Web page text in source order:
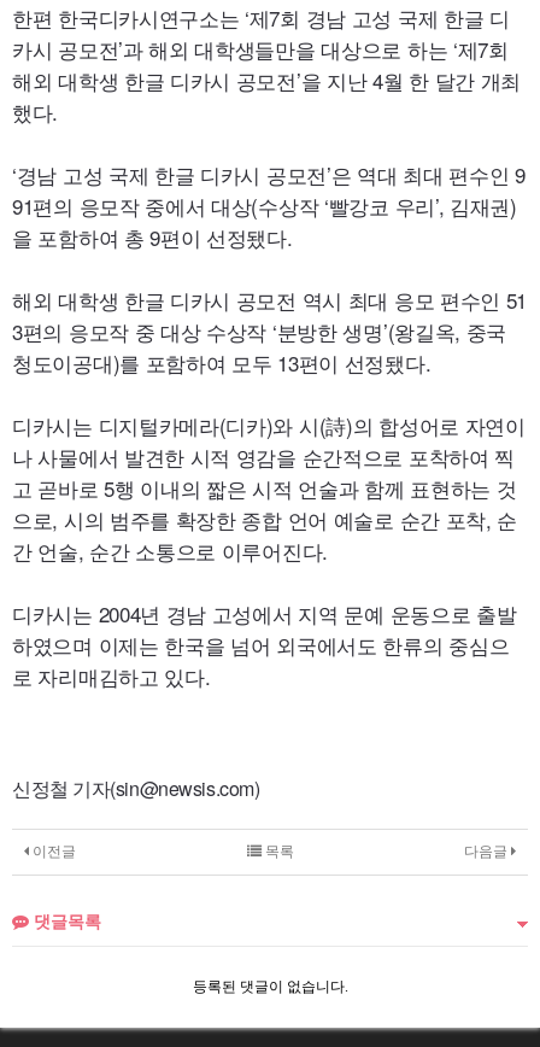
한편 한국디카시연구소는 ‘제7회 경남 고성 국제 한글 디
카시 공모전’과 해외 대학생들만을 대상으로 하는 ‘제7회
해외 대학생 한글 디카시 공모전’을 지난 4월 한 달간 개최
했다.
‘경남 고성 국제 한글 디카시 공모전’은 역대 최대 편수인 9
91편의 응모작 중에서 대상(수상작 ‘빨강코 우리’, 김재권)
을 포함하여 총 9편이 선정됐다.
해외 대학생 한글 디카시 공모전 역시 최대 응모 편수인 51
3편의 응모작 중 대상 수상작 ‘분방한 생명’(왕길옥, 중국
청도이공대)를 포함하여 모두 13편이 선정됐다.
디카시는 디지털카메라(디카)와 시(詩)의 합성어로 자연이
나 사물에서 발견한 시적 영감을 순간적으로 포착하여 찍
고 곧바로 5행 이내의 짧은 시적 언술과 함께 표현하는 것
으로, 시의 범주를 확장한 종합 언어 예술로 순간 포착, 순
간 언술, 순간 소통으로 이루어진다.
디카시는 2004년 경남 고성에서 지역 문예 운동으로 출발
하였으며 이제는 한국을 넘어 외국에서도 한류의 중심으
로 자리매김하고 있다.
신정철 기자(sin@newsis.com)
이전글 다음글
목록
댓글목록
등록된 댓글이 없습니다.